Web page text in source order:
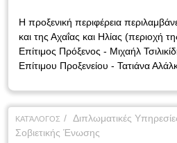
Η προξενική περιφέρεια
και της Αχαΐας και Ηλίας (περιοχή
Επίτιμος Πρόξενος - Μιχαήλ
Επίτιμου Προξενείου - Τατιάνα
ΚΑΤΆΛΟΓΟΣ
Διπλωματικές
Σοβιετικής Ένωσης